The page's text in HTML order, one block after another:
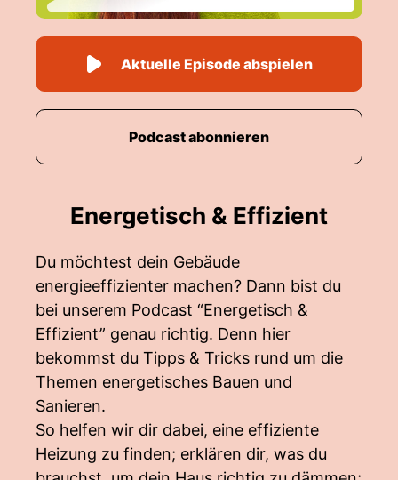
Energetisch & Effizient
Du möchtest dein Gebäude
energieeffizienter machen? Dann bist du
bei unserem Podcast “Energetisch &
Effizient” genau richtig. Denn hier
bekommst du Tipps & Tricks rund um die
Themen energetisches Bauen und
Sanieren.
So helfen wir dir dabei, eine effiziente
Heizung zu finden; erklären dir, was du
Aktuelle Episode abspielen
Podcast abonnieren